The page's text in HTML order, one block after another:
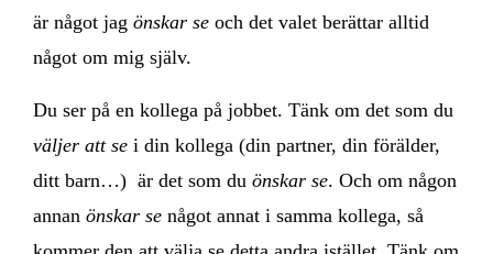
är något jag önskar se och det valet berättar alltid
något om mig själv.
Du ser på en kollega på jobbet. Tänk om det som du
väljer att se i din kollega (din partner, din förälder,
ditt barn…) är det som du önskar se. Och om någon
annan önskar se något annat i samma kollega, så